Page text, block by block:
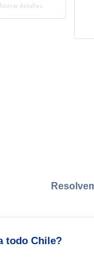
detalles
todo Chile?